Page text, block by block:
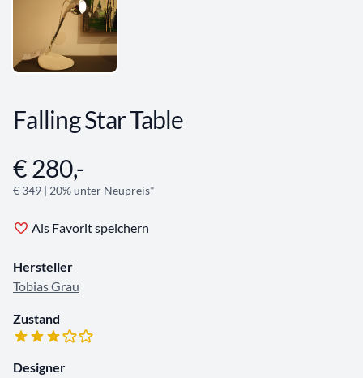
Falling Star Table
Angebotsinformationen
€ 280,-
€ 349 | 20% unter Neupreis*
Als Favorit speichern
Hersteller
Tobias Grau
Zustand
Designer